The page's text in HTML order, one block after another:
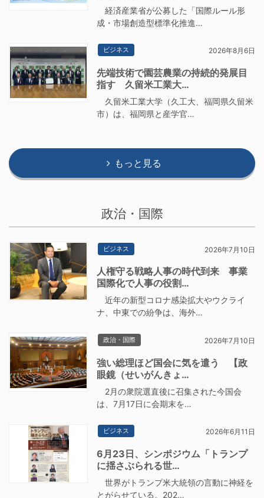
経済産業省が公募した「国際ルール形
成・市場創造型標準化推進…
ビジネス 2026年8月6日
先端技術で園芸農業の持続的発展目
指す 久留米工業大…
久留米工業大学（久工大、福岡県久留米
市）は、福岡県と産学官…
もっと見る
政治・国際
ビジネス 2026年7月10日
人権守る戦略人事の時代到来 事業
国際化で人事の役割…
近年の新型コロナ感染拡大やウクライ
ナ、中東での紛争は、海外…
政治・国際 2026年7月10日
強い総理ほど国会に気を遣う 【政
眼鏡（せいがんきょ…
2月の衆院選直後に召集された今国会
は、7月17日に会期末を…
ビジネス 2026年6月11日
6月23日、シンポジウム「トランプ
に揺さぶられる世…
世界がトランプ米大統領の言動に神経を
とがらせている。202…